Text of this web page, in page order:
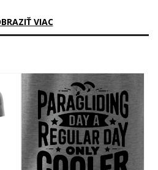
víkendy na gauči, a tí, čo ich
patríš k tým druhým, tento motív
motív úžasný?
Tučné, výrazné písmo nesie
nadšenec okamžite pochopí
paraglajdistov vznášajúcich sa
typografiu s dokonalou ľahkosťou.
VIAC